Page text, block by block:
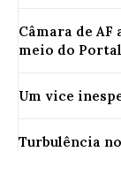
Câmara de
meio do
Um vice
Turbulência